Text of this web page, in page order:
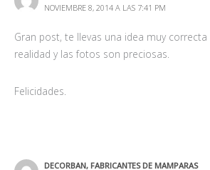
NOVIEMBRE 8, 2014 A LAS 7:41 PM
Gran post, te llevas una idea muy correcta
realidad y las fotos son preciosas.
Felicidades.
DECORBAN, FABRICANTES DE MAMPARAS